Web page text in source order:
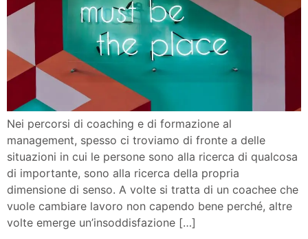
Nei percorsi di coaching e di formazione al
management, spesso ci troviamo di fronte a delle
situazioni in cui le persone sono alla ricerca di qualcosa
di importante, sono alla ricerca della propria
dimensione di senso. A volte si tratta di un coachee che
vuole cambiare lavoro non capendo bene perché, altre
volte emerge un’insoddisfazione […]